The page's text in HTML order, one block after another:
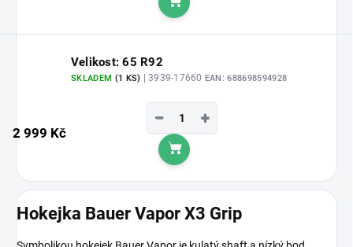
Do košíku
Velikost: 65 R92
SKLADEM (1 KS) | 3939-17660 EAN: 688698594928
2 999 Kč
+
−
Do košíku
Hokejka Bauer Vapor X3 Grip